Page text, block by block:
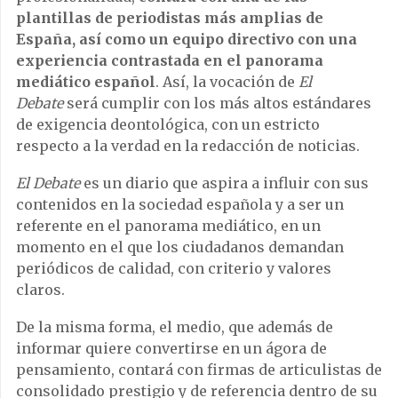
plantillas de periodistas más amplias de
España, así como un equipo directivo con una
experiencia contrastada en el panorama
mediático español. Así, la vocación de El
Debateserá cumplir con los más altos estándares
de exigencia deontológica, con un estricto
respecto a la verdad en la redacción de noticias.
El Debatees un diario que aspira a influir con sus
contenidos en la sociedad española y a ser un
referente en el panorama mediático, en un
momento en el que los ciudadanos demandan
periódicos de calidad, con criterio y valores
claros.
De la misma forma, el medio, que además de
informar quiere convertirse en un ágora de
pensamiento, contará con firmas de articulistas de
consolidado prestigio y de referencia dentro de su